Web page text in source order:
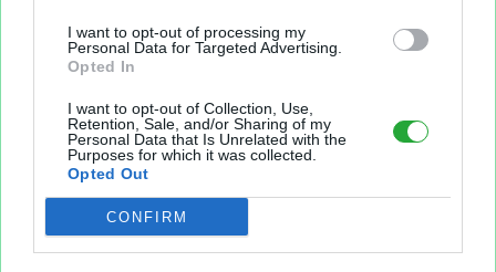
I want to opt-out of processing my
Personal Data for Targeted Advertising.
Opted In
I want to opt-out of Collection, Use,
Retention, Sale, and/or Sharing of my
Personal Data that Is Unrelated with the
Purposes for which it was collected.
Opted Out
CONFIRM
temps combine moins perreault
penalite francois trudel
Partager le fichier